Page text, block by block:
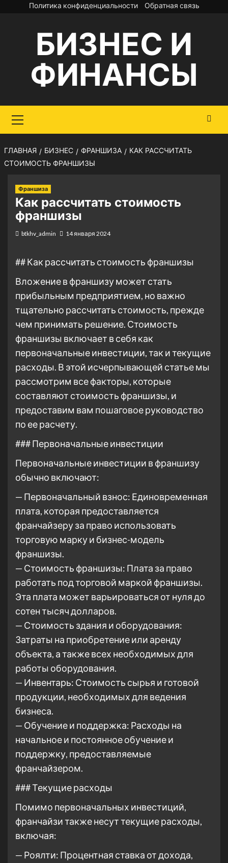
Перейти
содержимому
Политика конфиденциальности Обратная связь
БИЗНЕС И
ФИНАНСЫ
меню
ГЛАВНАЯ БИЗНЕС ФРАНШИЗА
КАК РАССЧИТАТЬ
СТОИМОСТЬ ФРАНШИЗЫ
Франшиза
Как рассчитать стоимость
франшизы
btkhv_admin 14 января 2024
## Как рассчитать стоимость франшизы
Вложение в франшизу может стать
прибыльным предприятием, но важно
тщательно рассчитать стоимость, прежде
чем принимать решение. Стоимость
франшизы включает в себя как
первоначальные инвестиции, так и текущие
расходы. В этой исчерпывающей статье мы
рассмотрим все факторы, которые
составляют стоимость франшизы, и
предоставим вам пошаговое руководство
по ее расчету.
### Первоначальные инвестиции
Первоначальные инвестиции в франшизу
обычно включают:
— Первоначальный взнос: Единовременная
плата, которая предоставляется
франчайзеру за право использовать
торговую марку и бизнес-модель
франшизы.
— Стоимость франшизы: Плата за право
работать под торговой маркой франшизы.
Эта плата может варьироваться от нуля до
сотен тысяч долларов.
— Стоимость здания и оборудования:
Затраты на приобретение или аренду
объекта, а также всех необходимых для
работы оборудования.
— Инвентарь: Стоимость сырья и готовой
продукции, необходимых для ведения
бизнеса.
— Обучение и поддержка: Расходы на
начальное и постоянное обучение и
поддержку, предоставляемые
франчайзером.
### Текущие расходы
Помимо первоначальных инвестиций,
франчайзи также несут текущие расходы,
включая:
— Роялти: Процентная ставка от дохода,